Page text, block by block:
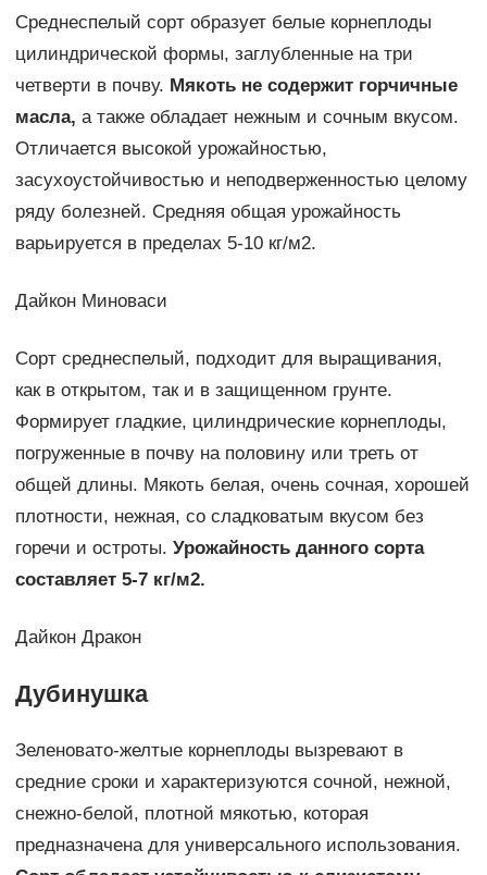
Среднеспелый сорт образует белые корнеплоды
цилиндрической формы, заглубленные на три
четверти в почву. Мякоть не содержит горчичные
масла, а также обладает нежным и сочным вкусом.
Отличается высокой урожайностью,
засухоустойчивостью и неподверженностью целому
ряду болезней. Средняя общая урожайность
варьируется в пределах 5-10 кг/м2.
Дайкон Миноваси
Сорт среднеспелый, подходит для выращивания,
как в открытом, так и в защищенном грунте.
Формирует гладкие, цилиндрические корнеплоды,
погруженные в почву на половину или треть от
общей длины. Мякоть белая, очень сочная, хорошей
плотности, нежная, со сладковатым вкусом без
горечи и остроты. Урожайность данного сорта
составляет 5-7 кг/м2.
Дайкон Дракон
Дубинушка
Зеленовато-желтые корнеплоды вызревают в
средние сроки и характеризуются сочной, нежной,
снежно-белой, плотной мякотью, которая
предназначена для универсального использования.